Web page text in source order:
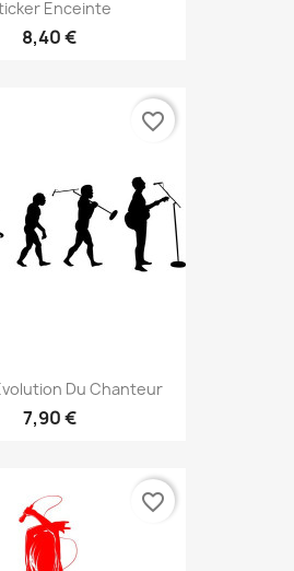
Enceinte
8,40 €
Du Chanteur
7,90 €
favorite_border
favorite_border